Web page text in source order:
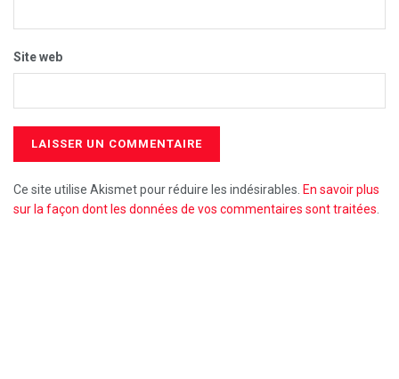
Site web
Ce site utilise Akismet pour réduire les indésirables. En savoir plus
sur la façon dont les données de vos commentaires sont traitées.